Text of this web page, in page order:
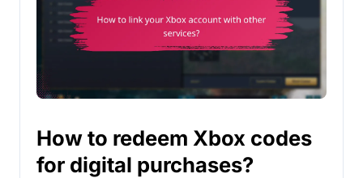
How to redeem Xbox codes
for digital purchases?